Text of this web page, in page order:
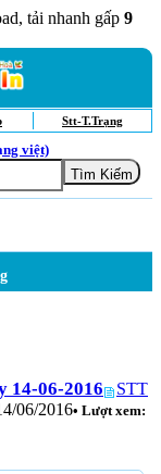
tải nhanh gấp 9
Stt-T.Trạng
việt)
14-06-2016
STT
06/2016• Lượt xem: